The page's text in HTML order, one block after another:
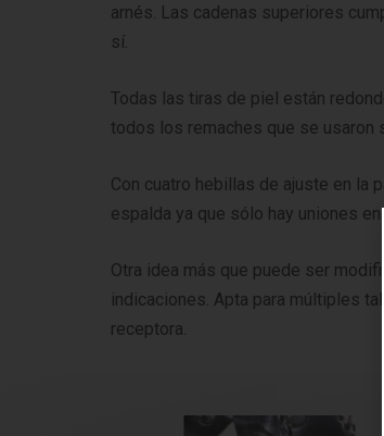
arnés. Las cadenas superiores
sí.
Todas las tiras de piel están
todos los remaches que se usaron
Con cuatro hebillas de ajuste en la
espalda ya que sólo hay uniones
Otra idea más que puede ser
indicaciones. Apta para múltiples
receptora.